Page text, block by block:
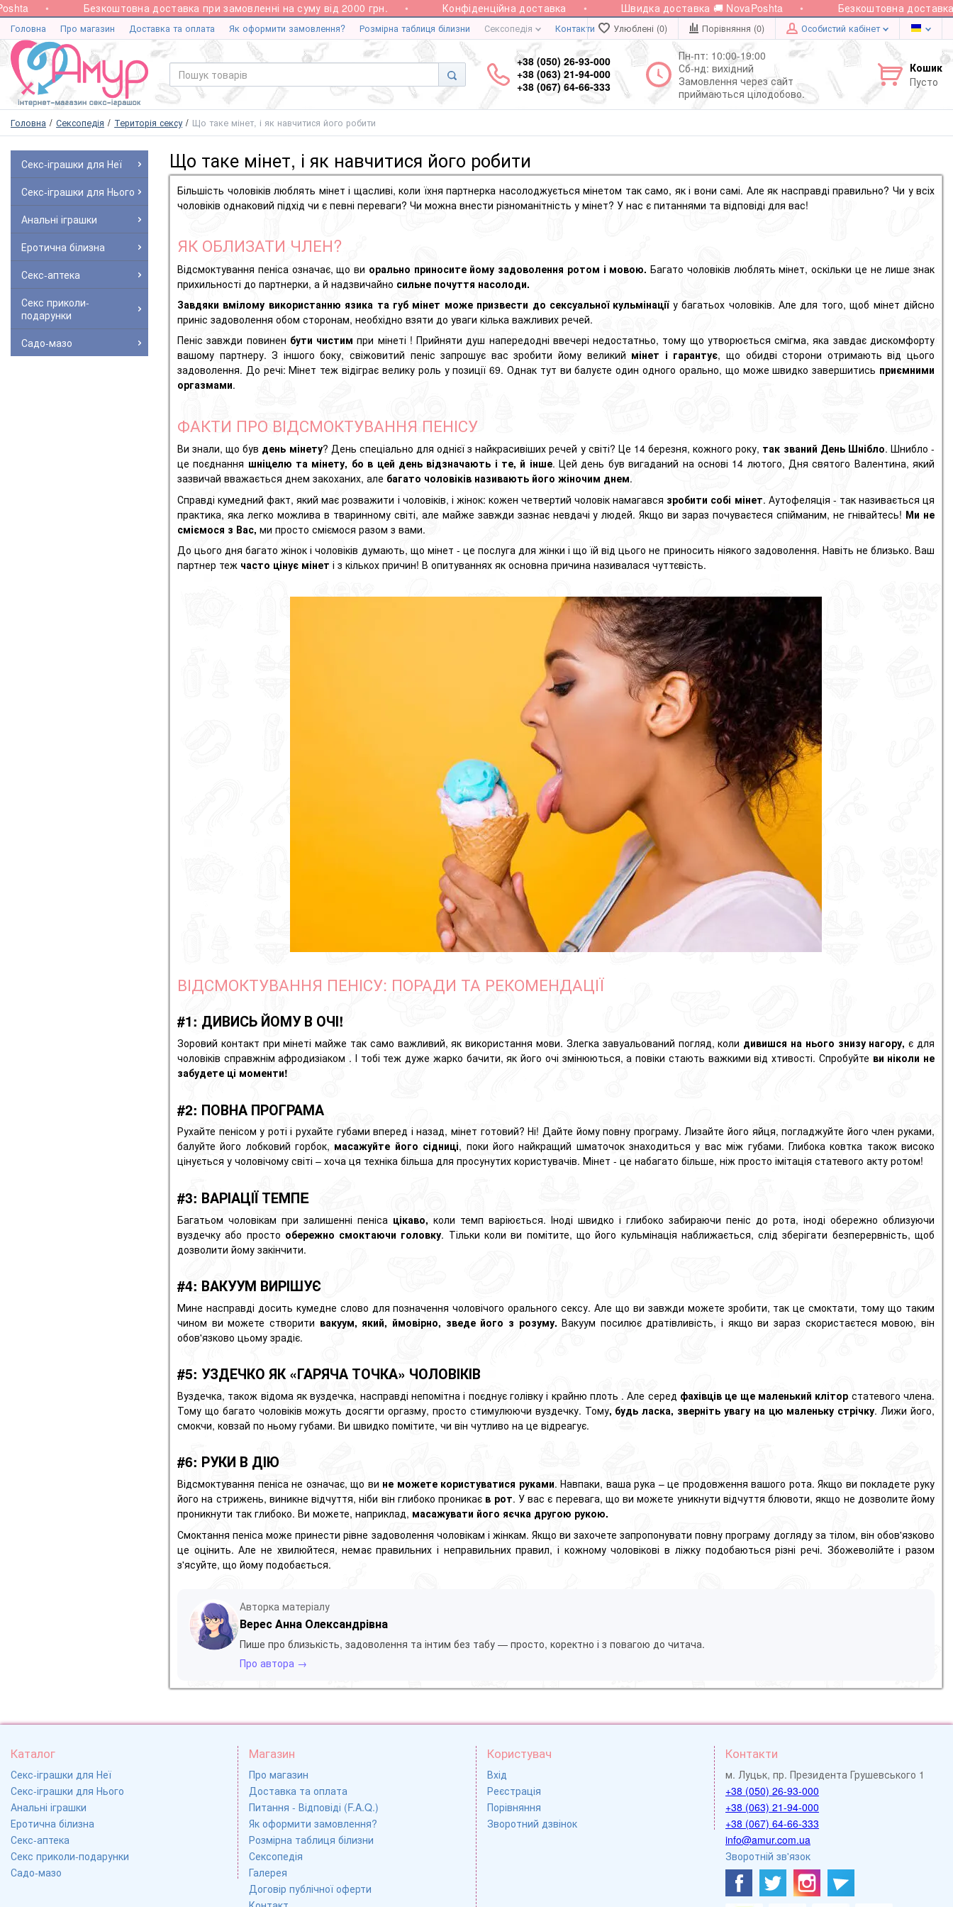
Безкоштовна доставка при замовленні на суму від 2000 грн. Конфіденційна доставка Швидка доставка 🚚 NovaPoshta Безкоштовна доставка
Головна Про магазин Доставка та оплата Як оформити замовлення? Розмірна таблиця білизни Сексопедія Контакти Улюблені (0) Порівняння (0) Особистий кабінет
+38 (050) 26-93-000
+38 (063) 21-94-000
+38 (067) 64-66-333
Пн-пт: 10:00-19:00
Сб-нд: вихідний
Замовлення через сайт
приймаються цілодобово.
Кошик
Пусто
Головна Сексопедія Територія сексу Що таке мінет, і як навчитися його робити
Секс-іграшки для Неї
Секс-іграшки для Нього
Анальні іграшки
Еротична білизна
Секс-аптека
Секс приколи-
подарунки
Садо-мазо
Що таке мінет, і як навчитися його робити
Більшість чоловіків люблять мінеті щасливі, коли їхня партнерка насолоджується мінетом так само, як і вони самі. Але як насправді правильно? Чи у всіх
чоловіків однаковий підхід чи є певні переваги? Чи можна внести різноманітність у мінет? У нас є питаннями та відповіді для вас!
ЯК ОБЛИЗАТИ ЧЛЕН?
Відсмоктування пеніса означає, що ви орально приносите йому задоволення ротом і мовою. Багато чоловіків люблять мінет, оскільки це не лише знак
прихильності до партнерки, а й надзвичайно сильне почуття насолоди.
Завдяки вмілому використанню язика та губ мінет може призвести до сексуальної кульмінаціїу багатьох чоловіків. Але для того, щоб мінет дійсно
приніс задоволення обом сторонам, необхідно взяти до уваги кілька важливих речей.
Пеніс завжди повинен бути чистим при мінеті !Прийняти душ напередодні ввечері недостатньо, тому що утворюється смігма, яка завдає дискомфорту
вашому партнеру. З іншого боку, свіжовитий пеніс запрошує вас зробити йому великий мінет і гарантує, що обидві сторони отримають від цього
задоволення. До речі: Мінет теж відіграє велику роль у позиції 69. Однак тут ви балуєте один одного орально, що може швидко завершитись приємними
оргазмами.
ФАКТИ ПРО ВІДСМОКТУВАННЯ ПЕНІСУ
Ви знали, що був день мінету? День спеціально для однієї з найкрасивіших речей у світі? Це 14 березня, кожного року, так званий День Шнібло. Шнибло -
це поєднання шніцелю та мінету, бо в цей день відзначають і те, й інше. Цей день був вигаданий на основі 14 лютого, Дня святого Валентина, який
зазвичай вважається днем ​​закоханих, але багато чоловіків називають його жіночим днем.
Справді кумедний факт, який має розважити і чоловіків, і жінок: кожен четвертий чоловік намагався зробити собі мінет. Аутофеляція - так називається ця
практика, яка легко можлива в тваринному світі, але майже завжди зазнає невдачі у людей. Якщо ви зараз почуваєтеся спійманим, не гнівайтесь! Ми не
сміємося з Вас, ми просто сміємося разом з вами.
До цього дня багато жінок і чоловіків думають, що мінет - це послуга для жінки і що їй від цього не приносить ніякого задоволення. Навіть не близько. Ваш
партнер теж часто цінує мінет і з кількох причин! В опитуваннях як основна причина називалася чуттєвість.
ВІДСМОКТУВАННЯ ПЕНІСУ: ПОРАДИ ТА РЕКОМЕНДАЦІЇ
#1: ДИВИСЬ ЙОМУ В ОЧІ!
Зоровий контакт при мінеті майже так само важливий, як використання мови. Злегка завуальований погляд, коли дивишся на нього знизу нагору, є для
чоловіків справжнімафродизіаком . І тобі теж дуже жарко бачити, як його очі змінюються, а повіки стають важкими від хтивості. Спробуйте ви ніколи не
забудете ці моменти!
#2: ПОВНА ПРОГРАМА
Рухайте пенісом у роті і рухайте губами вперед і назад, мінет готовий? Ні! Дайте йому повну програму. Лизайте його яйця, погладжуйте його член руками,
балуйте його лобковий горбок, масажуйте його сідниці, поки його найкращий шматочок знаходиться у вас між губами. Глибокаковтка також високо
цінується у чоловічому світі – хоча ця техніка більша для просунутих користувачів. Мінет - це набагато більше, ніж просто імітація статевого акту ротом!
#3: ВАРІАЦІЇ ТЕМПE
Багатьом чоловікам при залишенні пеніса цікаво, коли темп варіюється. Іноді швидко і глибоко забираючи пеніс до рота, іноді обережно облизуючи
вуздечкуабо просто обережно смоктаючи головку. Тільки коли ви помітите, що його кульмінація наближається, слід зберігати безперервність, щоб
дозволити йому закінчити.
#4: ВАКУУМ ВИРІШУЄ
Мине насправді досить кумедне слово для позначення чоловічогоорального сексу.Але що ви завжди можете зробити, так це смоктати, тому що таким
чином ви можете створити вакуум, який, ймовірно, зведе його з розуму.Вакуум посилює дратівливість, і якщо ви зараз скористаєтеся мовою, він
обов'язково цьому зрадіє.
#5: УЗДЕЧКО ЯК «ГАРЯЧА ТОЧКА» ЧОЛОВІКІВ
Вуздечка, також відома як вуздечка, насправді непомітна і поєднує голівку і крайню плоть . Але серед фахівців це ще маленький клітор статевого члена.
Тому що багато чоловіків можуть досягти оргазму, просто стимулюючи вуздечку. Тому, будь ласка, зверніть увагу на цю маленьку стрічку. Лижи його,
смокчи, ковзай по ньому губами. Ви швидко помітите, чи він чутливо на це відреагує.
#6: РУКИ В ДІЮ
Відсмоктування пеніса не означає, що ви не можете користуватися руками. Навпаки, ваша рука – це продовження вашого рота. Якщо ви покладете руку
його на стрижень, виникне відчуття, ніби він глибоко проникає в рот. У вас є перевага, що ви можете уникнути відчуття блювоти, якщо не дозволите йому
проникнути так глибоко. Ви можете, наприклад, масажувати його яєчка другою рукою.
Смоктання пеніса може принести рівне задоволення чоловікам і жінкам. Якщо ви захочете запропонувати повну програму догляду за тілом, він обов'язково
це оцінить. Але не хвилюйтеся, немає правильних і неправильних правил, і кожному чоловікові в ліжку подобаються різні речі. Збожеволійте і разом
з'ясуйте, що йому подобається.
Авторка матеріалу
Верес Анна Олександрівна
Пише про близькість, задоволення та інтим без табу — просто, коректно і з повагою до читача.
Про автора →
Каталог
Секс-іграшки для Неї
Секс-іграшки для Нього
Анальні іграшки
Еротична білизна
Секс-аптека
Секс приколи-подарунки
Садо-мазо
Магазин
Про магазин
Доставка та оплата
Питання - Відповіді (F.A.Q.)
Як оформити замовлення?
Розмірна таблиця білизни
Сексопедія
Галерея
Договір публічної оферти
Користувач
Вхід
Реєстрація
Порівняння
Зворотний дзвінок
Контакти
м. Луцьк, пр. Президента Грушевського 1
+38 (050) 26-93-000
+38 (063) 21-94-000
+38 (067) 64-66-333
info@amur.com.ua
Зворотній зв'язок